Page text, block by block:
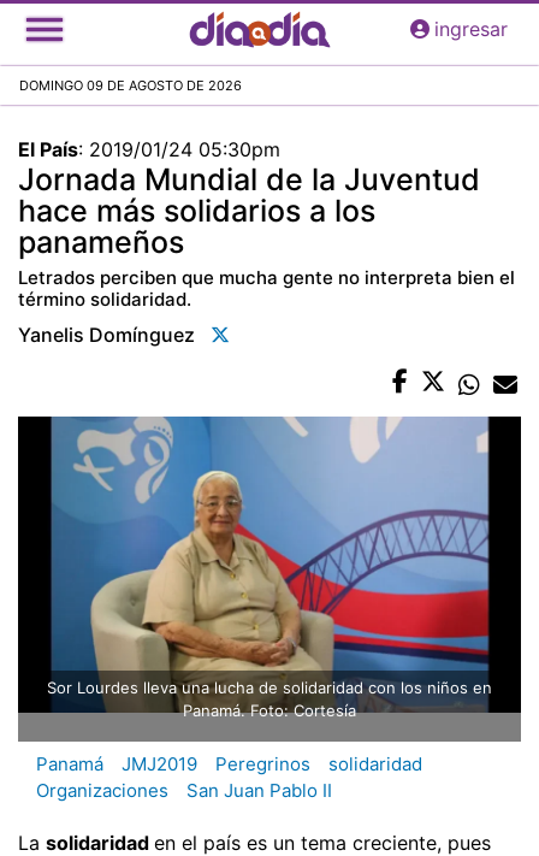
Pasar
al
principal
ingresar
DOMINGO 09 DE AGOSTO DE 2026
El País: 2019/01/24 05:30pm
Jornada Mundial de la Juventud
hace más solidarios a los
panameños
Letrados perciben que mucha gente no interpreta bien el
término solidaridad.
Yanelis Domínguez
Sor Lourdes lleva una lucha de solidaridad con los niños en
Panamá. Foto: Cortesía
Panamá JMJ2019 Peregrinos
solidaridad
Organizaciones
San Juan Pablo II
La solidaridad en el país es un tema creciente, pues